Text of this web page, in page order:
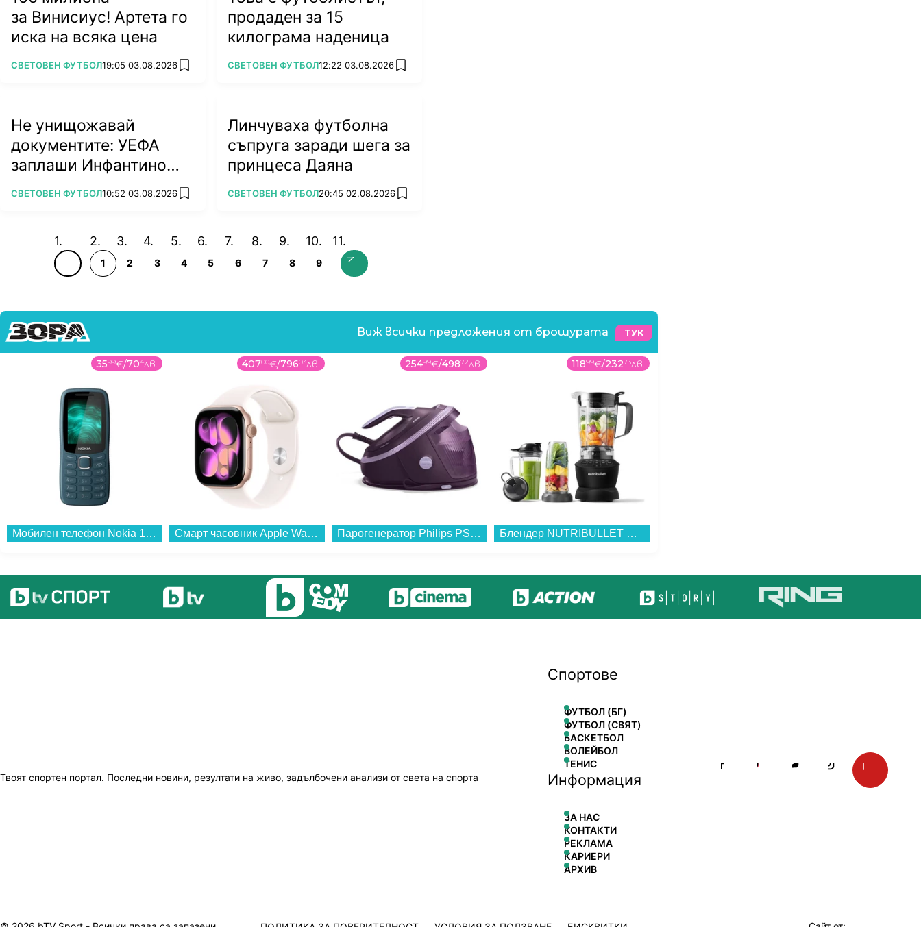
за Винисиус! Артета го
иска на всяка цена
ПОВЕЧЕ ОТ
СВЕТОВЕН ФУТБОЛ19:05 03.08.2026 add favorites
продаден за 15
килограма наденица
ПОВЕЧЕ ОТ
СВЕТОВЕН ФУТБОЛ12:22 03.08.2026 add favorites
Не унищожавай
документите: УЕФА
заплаши Инфантино
със съд!
ПОВЕЧЕ ОТ
СВЕТОВЕН ФУТБОЛ10:52 03.08.2026 add favorites
Линчуваха футболна
съпруга заради шега за
принцеса Даяна
ПОВЕЧЕ ОТ
СВЕТОВЕН ФУТБОЛ20:45 02.08.2026 add favorites
1 2 3 4 5 6 7 8 9
Виж всички предложения от брошурата ТУК
3599€/704лв.
Мобилен телефон Nokia 123 SHIELD DS TA-1748 GREEN...
40700€/79603лв.
Смарт часовник Apple Watch 11 46mm Rose Gold/Light Band S/M mev64 , 2.00 , 64 , Apple S10 SiP 64-bit Dual Core...
25499€/49872лв.
Парогенератор Philips PSG7200/30...
11899€/23273лв.
Блендер NUTRIBULLET NBF500DG...
Твоят спортен портал. Последни новини, резултати на живо, задълбочени анализи от света на спорта
Спортове
ФУТБОЛ (БГ)
ФУТБОЛ (СВЯТ)
БАСКЕТБОЛ
ВОЛЕЙБОЛ
ТЕНИС
Информация
ЗА НАС
КОНТАКТИ
РЕКЛАМА
КАРИЕРИ
АРХИВ